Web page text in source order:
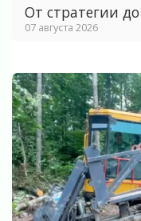
От стратегии
07 августа 2026